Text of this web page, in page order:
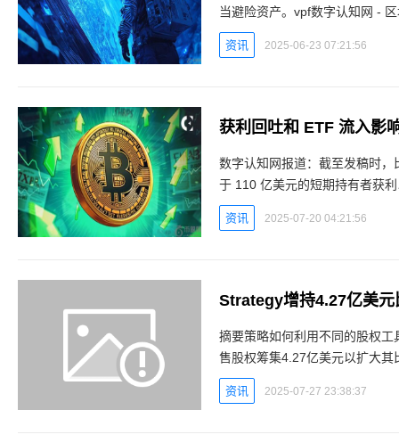
当避险资产。vpf数字认知网 -
罗夫 (Sergey Nazarov) 表示，
资讯 2025-06-23 07:21:56
数字认知网报道：截至发稿时
于 110 亿美元的短期持有者获
于历史高点。kl6数字认知网 -
资讯 2025-07-20 04:21:56
Strategy增持4.27亿美元
摘要策略如何利用不同的股权工具来
售股权筹集4.27亿美元以扩大
资讯 2025-07-27 23:38:37